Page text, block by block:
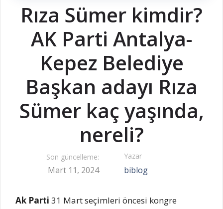
Rıza Sümer kimdir?
AK Parti Antalya-
Kepez Belediye
Başkan adayı Rıza
Sümer kaç yaşında,
nereli?
Son güncelleme:
Mart 11, 2024
Yazar
biblog
Ak Parti 31 Mart seçimleri öncesi kongre